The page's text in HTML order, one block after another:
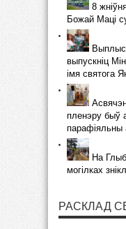
8
Божай Маці
выпускніц
імя святога
пленэру быў
парафіяльны
На
могілках
РАСКЛАД